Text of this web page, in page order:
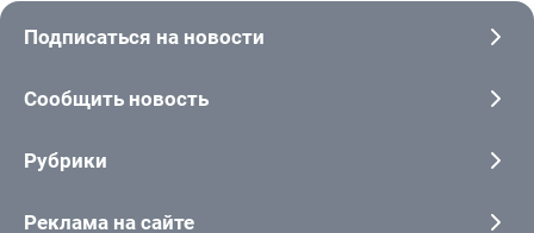
Подписаться на новости
Сообщить новость
Рубрики
Реклама на сайте